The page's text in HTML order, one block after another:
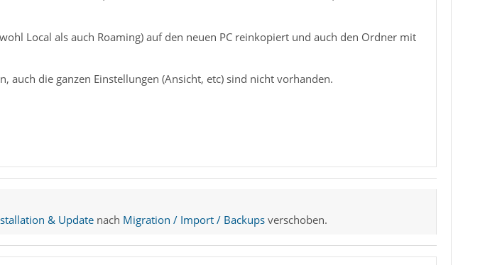
Local als auch Roaming) auf den neuen PC reinkopiert und auch den Ordner mit
auch die ganzen Einstellungen (Ansicht, etc) sind nicht vorhanden.
& Updatenach Migration / Import / Backupsverschoben.